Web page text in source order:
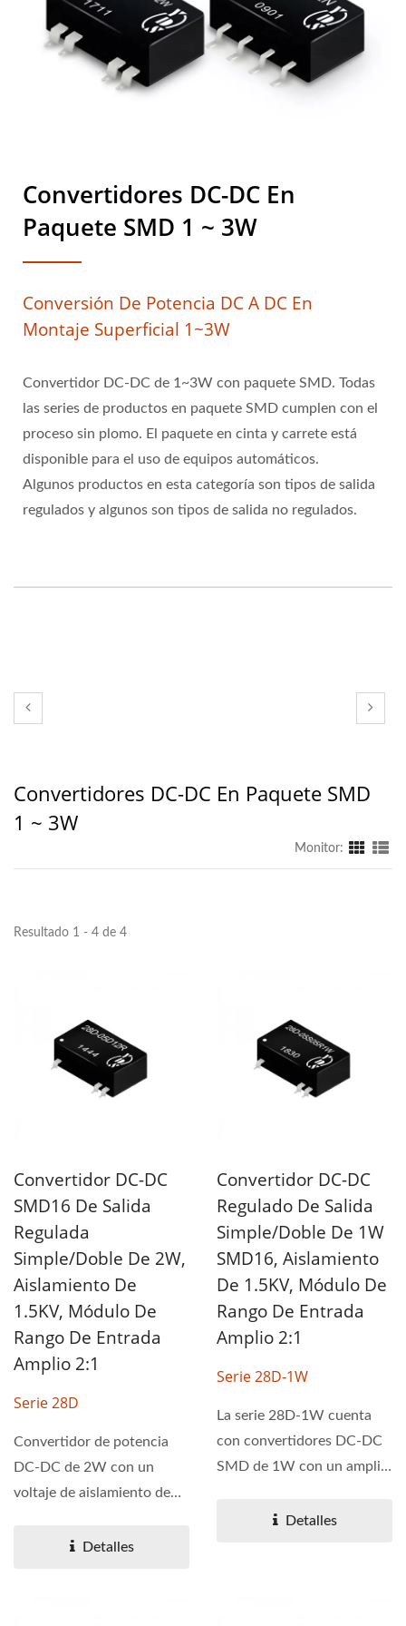
Convertidores DC-DC En
Paquete SMD 1 ~ 3W
Conversión De Potencia DC A DC En
Montaje Superficial 1~3W
Convertidor DC-DC de 1~3W con paquete SMD. Todas
las series de productos en paquete SMD cumplen con el
proceso sin plomo. El paquete en cinta y carrete está
disponible para el uso de equipos automáticos.
Algunos productos en esta categoría son tipos de salida
regulados y algunos son tipos de salida no regulados.
Convertidores DC-DC En Paquete SMD
1 ~ 3W
Monitor:
Resultado 1 - 4 de 4
Convertidor DC-DC
SMD16 De Salida
Regulada
Simple/doble De 2W,
Aislamiento De
1.5KV, Módulo De
Rango De Entrada
Amplio 2:1
Serie 28D
Convertidor de potencia
DC-DC de 2W con un
voltaje de aislamiento de
Detalles
Convertidor DC-DC
Regulado De Salida
Simple/doble De 1W
SMD16, Aislamiento
De 1.5KV, Módulo De
Rango De Entrada
Amplio 2:1
Serie 28D-1W
La serie 28D-1W cuenta
con convertidores DC-DC
SMD de 1W con un amplio
entrada...
Detalles